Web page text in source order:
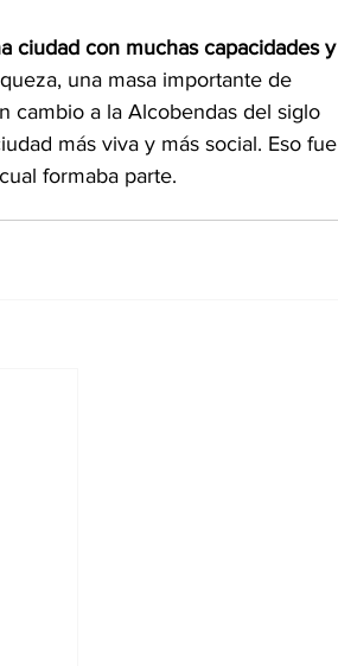
ciudad con muchas capacidades y
una masa importante de
cambio a la Alcobendas del siglo
más viva y más social. Eso fue
formaba parte.